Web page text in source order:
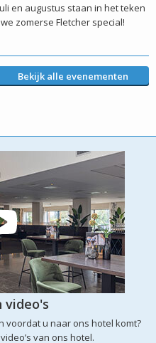
en augustus staan in het teken
zomerse Fletcher special!
Bekijk alle evenementen
video's
voordat u naar ons hotel komt?
van ons hotel.